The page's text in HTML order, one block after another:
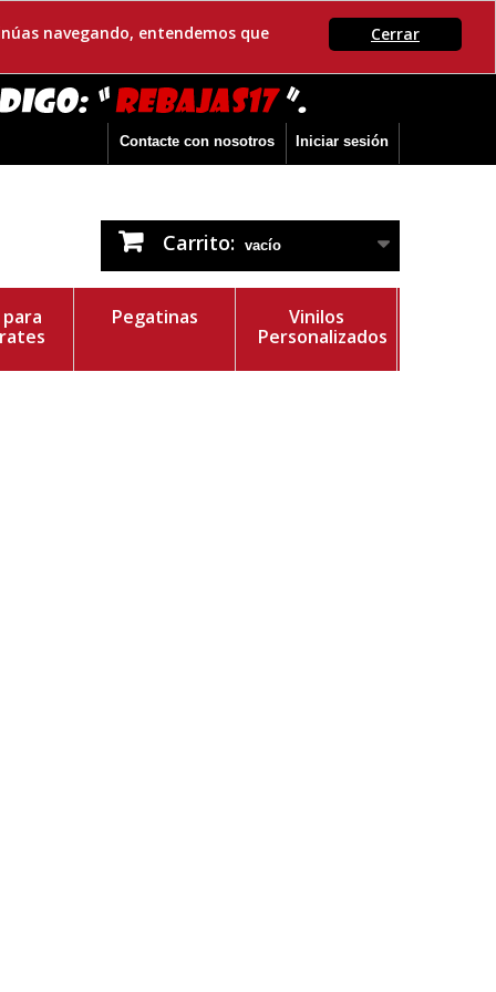
Cerrar
navegando, entendemos que
Iniciar sesión
Contacte con nosotros
Carrito: vacío
Pegatinas
Vinilos
Personalizados